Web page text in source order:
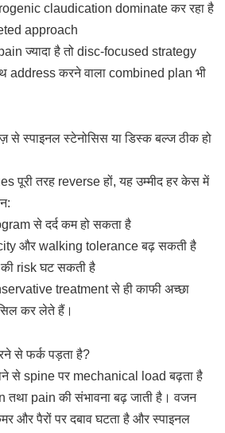
claudication dominate कर रहा है
approach
ज्यादा है तो disc-focused strategy
address करने वाला combined plan भी
से स्पाइनल स्टेनोसिस या डिस्क बल्ज ठीक हो
पूरी तरह reverse हों, यह उम्मीद हर केस में
से दर्द कम हो सकता है
और walking tolerance बढ़ सकती है
risk घट सकती है
treatment से ही काफी अच्छा
कर लेते हैं।
से फर्क पड़ता है?
से spine पर mechanical load बढ़ता है
pain की संभावना बढ़ जाती है। वजन
और पैरों पर दबाव घटता है और स्पाइनल